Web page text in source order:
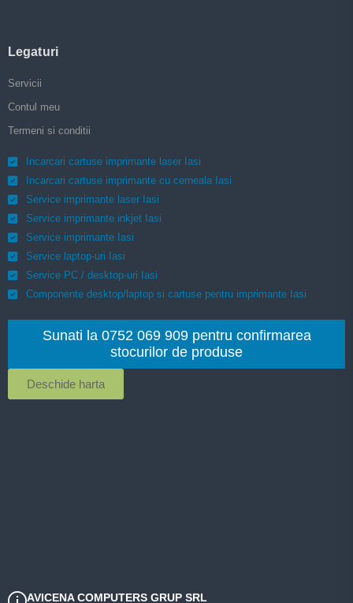
AVICENA COMPUTERS GRUP SRL
Legaturi
Servicii
Contul meu
Termeni si conditii
Incarcari cartuse imprimante laser Iasi
Incarcari cartuse imprimante cu cerneala Iasi
Service imprimante laser Iasi
Service imprimante inkjet Iasi
Service imprimante Iasi
Service laptop-uri Iasi
Service PC / desktop-uri Iasi
Componente desktop/laptop si cartuse pentru imprimante Iasi
Sunati la 0752 069 909 pentru confirmarea
stocurilor de produse
Deschide harta